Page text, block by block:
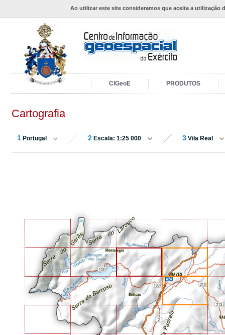
Ao utilizar este site consideramos que aceita a utilização
CIGeoE PRODUTOS
Cartografia
1 Portugal 2 Escala: 1:25 000 3 Vila Real